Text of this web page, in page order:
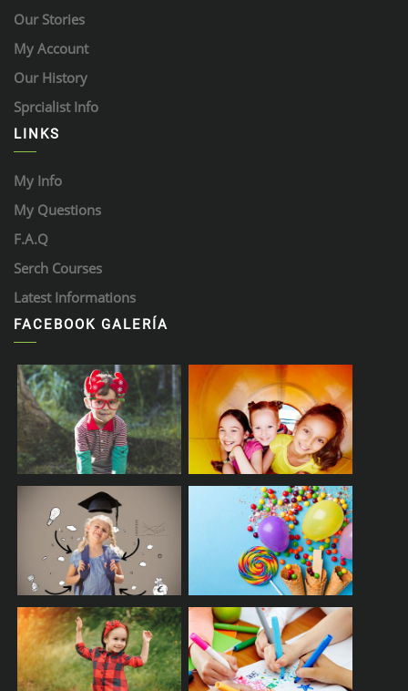
Our Stories
My Account
Our History
Sprcialist Info
LINKS
My Info
My Questions
F.A.Q
Serch Courses
Latest Informations
FACEBOOK GALERÍA